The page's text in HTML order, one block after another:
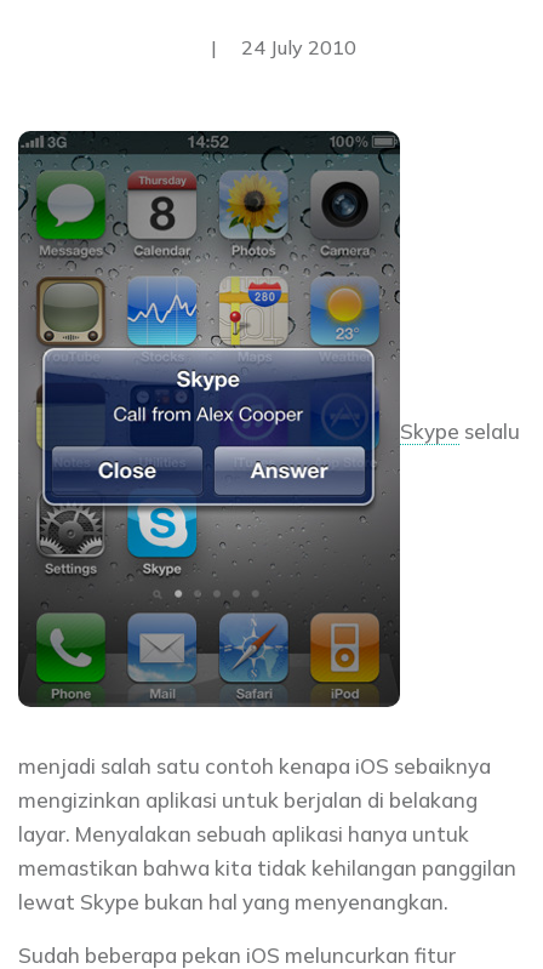
| 24 July 2010
Skype selalu
menjadi salah satu contoh kenapa iOS sebaiknya
mengizinkan aplikasi untuk berjalan di belakang
layar. Menyalakan sebuah aplikasi hanya untuk
memastikan bahwa kita tidak kehilangan panggilan
lewat Skype bukan hal yang menyenangkan.
Sudah beberapa pekan iOS meluncurkan fitur